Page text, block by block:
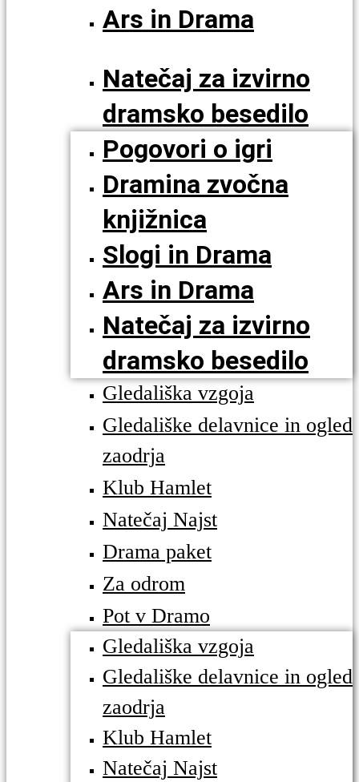
Ars in Drama
Natečaj za izvirno
dramsko besedilo
Pogovori o igri
Dramina zvočna
knjižnica
Slogi in Drama
Ars in Drama
Natečaj za izvirno
dramsko besedilo
Gledališka vzgoja
Gledališke delavnice in ogled
zaodrja
Klub Hamlet
Natečaj Najst
Drama paket
Za odrom
Pot v Dramo
Gledališka vzgoja
Gledališke delavnice in ogled
zaodrja
Klub Hamlet
Natečaj Najst